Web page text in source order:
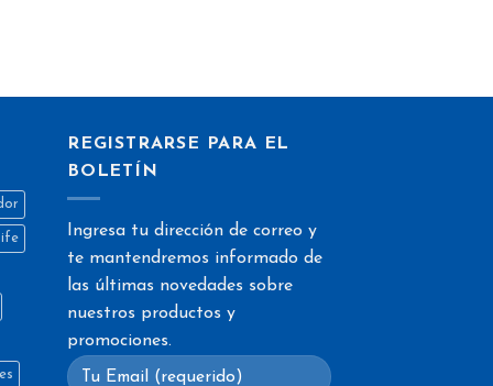
REGISTRARSE PARA EL
BOLETÍN
Ingresa tu dirección de correo y
te mantendremos informado de
las últimas novedades sobre
nuestros productos y
promociones.